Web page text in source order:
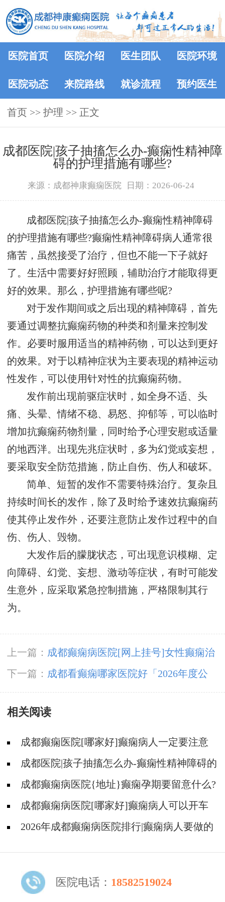
医院首页 医院介绍 医生团队 医院环境
医院动态 来院路线 就诊流程 预约医生
首页 >> 护理 >> 正文
成都医院|孩子抽搐怎么办-癫痫性精神障
碍的护理措施有哪些?
来源：成都神康癫痫医院 日期：2026-06-24
成都医院|孩子抽搐怎么办-癫痫性精神障碍
的护理措施有哪些?癫痫性精神障碍病人通常很
痛苦，虽然接受了治疗，但也不能一下子就好
了。生活中需要好好照顾，辅助治疗才能取得更
好的效果。那么，护理措施有哪些呢?
对于发作期间或之后出现的精神障碍，首先
要通过调整抗癫痫药物的种类和剂量来控制发
作。必要时服用适当的精神药物，可以达到更好
的效果。对于以精神症状为主要表现的精神运动
性发作，可以使用针对性的抗癫痫药物。
发作前出现前驱症状时，如全身不适、头
痛、头晕、情绪不稳、易怒、抑郁等，可以临时
增加抗癫痫药物剂量，同时给予心理安慰或适量
的地西泮。出现先兆症状时，多为幻觉或妄想，
要采取安全防范措施，防止自伤、伤人和破坏。
简单、短暂的发作不需要特殊治疗。复杂且
持续时间长的发作，除了及时给予速效抗癫痫药
使其停止发作外，还要注意防止发作过程中的自
伤、伤人、毁物。
大发作后的朦胧状态，可出现意识模糊、定
向障碍、幻觉、妄想、激动等症状，有时可能发
生意外，应采取紧急控制措施，严格限制其行
为。
上一篇： 成都癫痫病医院[网上挂号]女性癫痫治
疗方法有哪些?
下一篇： 成都看癫痫哪家医院好「2026年度公
布」这些常见的食物能帮助癫痫治疗!
相关阅读
成都癫痫医院[哪家好]癫痫病人一定要注意
哪些护理问题?
成都医院|孩子抽搐怎么办-癫痫性精神障碍的
护理措施有哪些?
成都癫痫病医院{地址}癫痫孕期要留意什么?
成都癫痫病医院[哪家好]癫痫病人可以开车
吗?2026年成都癫痫病医院排行|癫痫病人要做的
医院电话： 18582519024